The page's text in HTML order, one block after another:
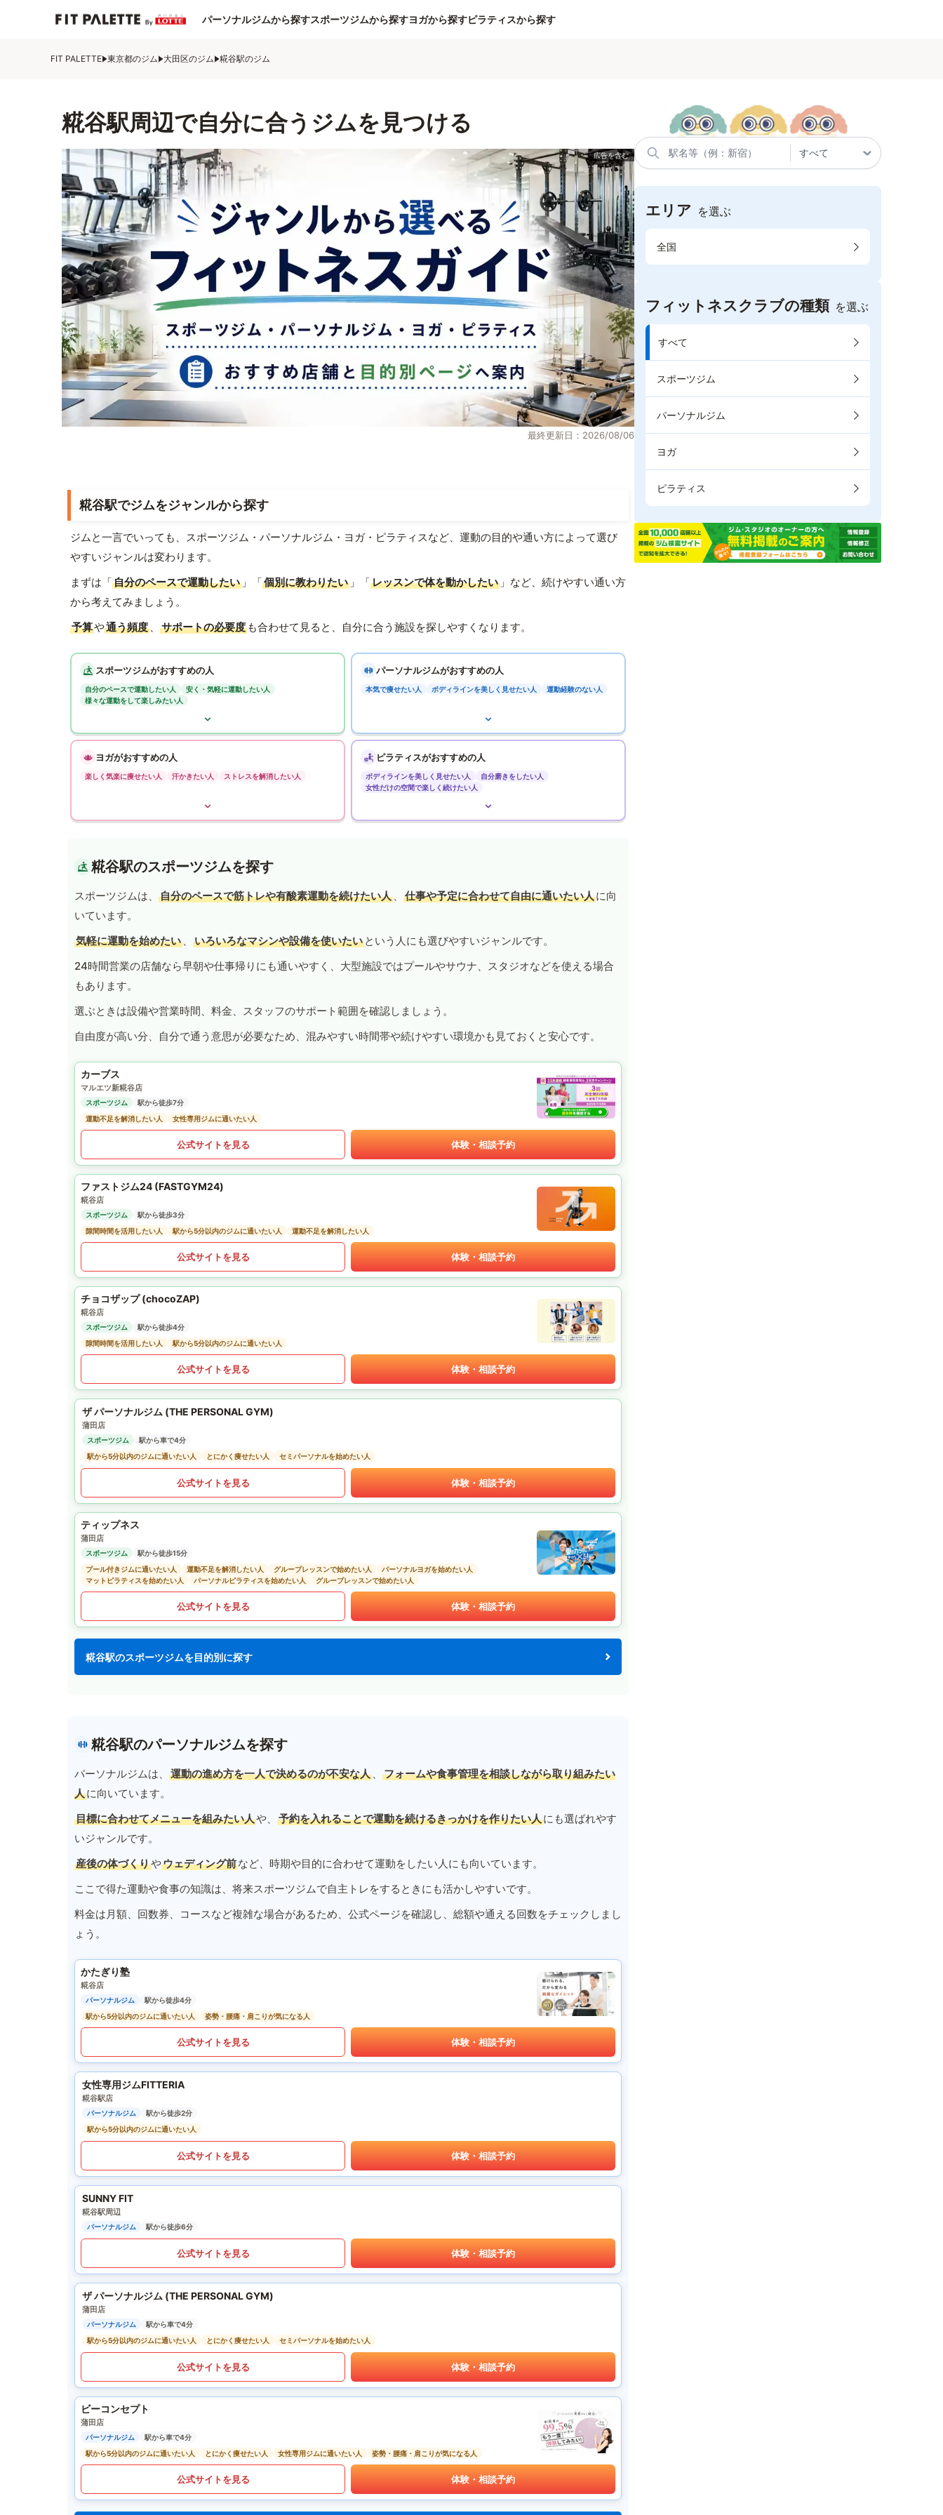
パーソナルジムから探すスポーツジムから探すヨガから探すピラティスから探す
FIT PALETTE 東京都のジム 大田区のジム 糀谷駅のジム
糀谷駅周辺で自分に合うジムを見つける
最終更新日：2026/08/06
糀谷駅でジムをジャンルから探す
ジムと一言でいっても、スポーツジム・パーソナルジム・ヨガ・ピラティスなど、運動の目的や通い方によって選び
やすいジャンルは変わります。
まずは「自分のペースで運動したい 」「個別に教わりたい 」「レッスンで体を動かしたい 」など、続けやすい通い方
から考えてみましょう。
予算や通う頻度 、 サポートの必要度 も合わせて見ると、自分に合う施設を探しやすくなります。
スポーツジムがおすすめの人
自分のペースで運動したい人
安く・気軽に運動したい人
様々な運動をして楽しみたい人
パーソナルジムがおすすめの人
本気で痩せたい人 ボディラインを美しく見せたい人 運動経験のない人
ヨガがおすすめの人
楽しく気楽に痩せたい人 汗かきたい人 ストレスを解消したい人
ピラティスがおすすめの人
ボディラインを美しく見せたい人
自分磨きをしたい人
女性だけの空間で楽しく続けたい人
糀谷駅のスポーツジムを探す
スポーツジムは、 自分のペースで筋トレや有酸素運動を続けたい人 、 仕事や予定に合わせて自由に通いたい人に向
いています。
気軽に運動を始めたい 、 いろいろなマシンや設備を使いたい という人にも選びやすいジャンルです。
24時間営業の店舗なら早朝や仕事帰りにも通いやすく、大型施設ではプールやサウナ、スタジオなどを使える場合
もあります。
選ぶときは設備や営業時間、料金、スタッフのサポート範囲を確認しましょう。
自由度が高い分、自分で通う意思が必要なため、混みやすい時間帯や続けやすい環境かも見ておくと安心です。
カーブス
マルエツ新糀谷店
スポーツジム
駅から徒歩7分
運動不足を解消したい人
女性専用ジムに通いたい人
公式サイトを見る 体験・相談予約
ファストジム24 (FASTGYM24)
糀谷店
スポーツジム
駅から徒歩3分
隙間時間を活用したい人
駅から5分以内のジムに通いたい人 運動不足を解消したい人
公式サイトを見る 体験・相談予約
チョコザップ (chocoZAP)
糀谷店
スポーツジム
駅から徒歩4分
隙間時間を活用したい人
駅から5分以内のジムに通いたい人
公式サイトを見る 体験・相談予約
ザ パーソナルジム (THE PERSONAL GYM)
蒲田店
スポーツジム
駅から車で4分
駅から5分以内のジムに通いたい人
とにかく痩せたい人 セミパーソナルを始めたい人
公式サイトを見る 体験・相談予約
ティップネス
蒲田店
スポーツジム
駅から徒歩15分
プール付きジムに通いたい人
運動不足を解消したい人 グループレッスンで始めたい人
パーソナルヨガを始めたい人
マットピラティスを始めたい人
パーソナルピラティスを始めたい人 グループレッスンで始めたい人
公式サイトを見る 体験・相談予約
糀谷駅のスポーツジムを目的別に探す
糀谷駅のパーソナルジムを探す
パーソナルジムは、 運動の進め方を一人で決めるのが不安な人 、
フォームや食事管理を相談しながら取り組みたい
人に向いています。
目標に合わせてメニューを組みたい人や、 予約を入れることで運動を続けるきっかけを作りたい人にも選ばれやす
いジャンルです。
産後の体づくりやウェディング前など、時期や目的に合わせて運動をしたい人にも向いています。
ここで得た運動や食事の知識は、将来スポーツジムで自主トレをするときにも活かしやすいです。
料金は月額、回数券、コースなど複雑な場合があるため、公式ページを確認し、総額や通える回数をチェックしまし
ょう。
かたぎり塾
糀谷店
パーソナルジム
駅から徒歩4分
駅から5分以内のジムに通いたい人
姿勢・腰痛・肩こりが気になる人
公式サイトを見る 体験・相談予約
女性専用ジムFITTERIA
糀谷駅店
パーソナルジム
駅から徒歩2分
駅から5分以内のジムに通いたい人
公式サイトを見る 体験・相談予約
SUNNY FIT
糀谷駅周辺
パーソナルジム 駅から徒歩6分
公式サイトを見る 体験・相談予約
ザ パーソナルジム (THE PERSONAL GYM)
蒲田店
パーソナルジム
駅から車で4分
駅から5分以内のジムに通いたい人
とにかく痩せたい人 セミパーソナルを始めたい人
公式サイトを見る 体験・相談予約
ビーコンセプト
蒲田店
パーソナルジム
駅から車で4分
駅から5分以内のジムに通いたい人
とにかく痩せたい人 女性専用ジムに通いたい人 姿勢・腰痛・肩こりが気になる人
公式サイトを見る 体験・相談予約
エリア を選ぶ
全国
フィットネスクラブの種類 を選ぶ
すべて
スポーツジム
パーソナルジム
ヨガ
ピラティス